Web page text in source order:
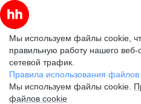
Мы используем файлы cookie,
правильную работу нашего веб-
сетевой трафик.
Правила использования файлов
Мы используем файлы cookie.
файлов cookie